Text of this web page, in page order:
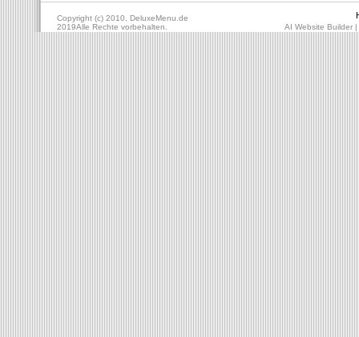
Copyright (c) 2010, DeluxeMenu.de
2019Alle Rechte vorbehalten. AI Website Builder |